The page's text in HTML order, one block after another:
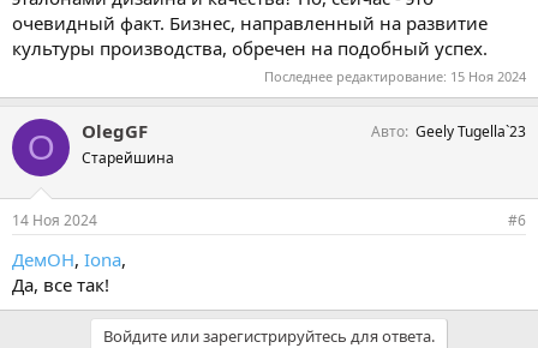
очевидный факт. Бизнес, направленный на развитие
культуры производства, обречен на подобный успех.
Последнее редактирование: 15 Ноя 2024
O OlegGF
Старейшина
Авто Geely Tugella`23
14 Ноя 2024 #6
ДемОН, Iona,
Да, все так!
Войдите или зарегистрируйтесь для ответа.